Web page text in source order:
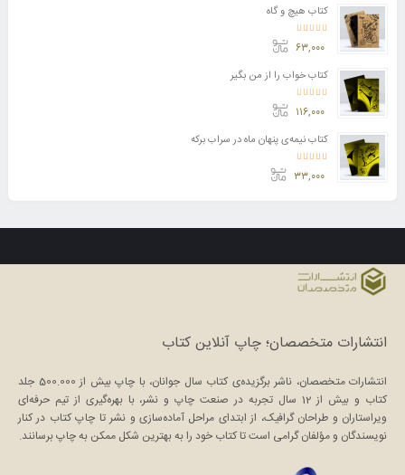
کتاب هیچ و گاه
امتیاز5.00 از 5 ۶۳,۰۰۰
کتاب خواب را از من بگیر
امتیاز5.00 از 5 ۱۱۶,۰۰۰
کتاب نیمه‌ی پنهان ماه در سراب برکه
امتیاز5.00 از 5 ۳۳,۰۰۰
انتشارات متخصصان؛ چاپ آنلاین کتاب
انتشارات متخصصان، ناشر برگزیده‌ی کتاب سال جوانان، با چاپ بیش از 500.000 جلد
کتاب و بیش از 12 سال تجربه در صنعت چاپ و نشر، با بهره‌گیری از تیم حرفه‌ای
ویراستاران و طراحان گرافیک، از ابتدای مراحل آماده‌سازی و نشر تا چاپ کتاب در کنار
نویسندگان و مؤلفان گرامی است تا کتاب خود را به بهترین شکل ممکن به چاپ برسانند.